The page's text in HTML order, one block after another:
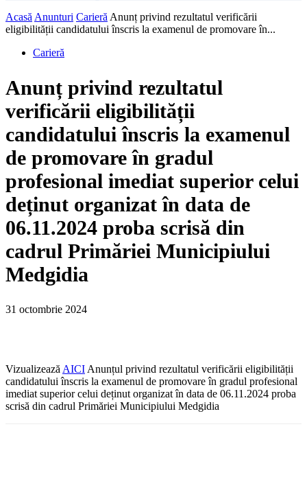
Acasă Anunturi Carieră Anunț privind rezultatul verificării
eligibilității candidatului înscris la examenul de promovare în...
Carieră
Anunț privind rezultatul
verificării eligibilității
candidatului înscris la examenul
de promovare în gradul
profesional imediat superior celui
deținut organizat în data de
06.11.2024 proba scrisă din
cadrul Primăriei Municipiului
Medgidia
31 octombrie 2024
Vizualizează AICI Anunțul privind rezultatul verificării eligibilității
candidatului înscris la examenul de promovare în gradul profesional
imediat superior celui deținut organizat în data de 06.11.2024 proba
scrisă din cadrul Primăriei Municipiului Medgidia